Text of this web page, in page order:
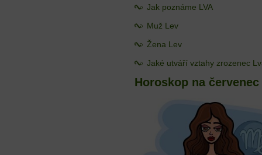
Jak poznáme LVA
Muž Lev
Žena Lev
Jaké utváří vztahy zrozenec
Horoskop na